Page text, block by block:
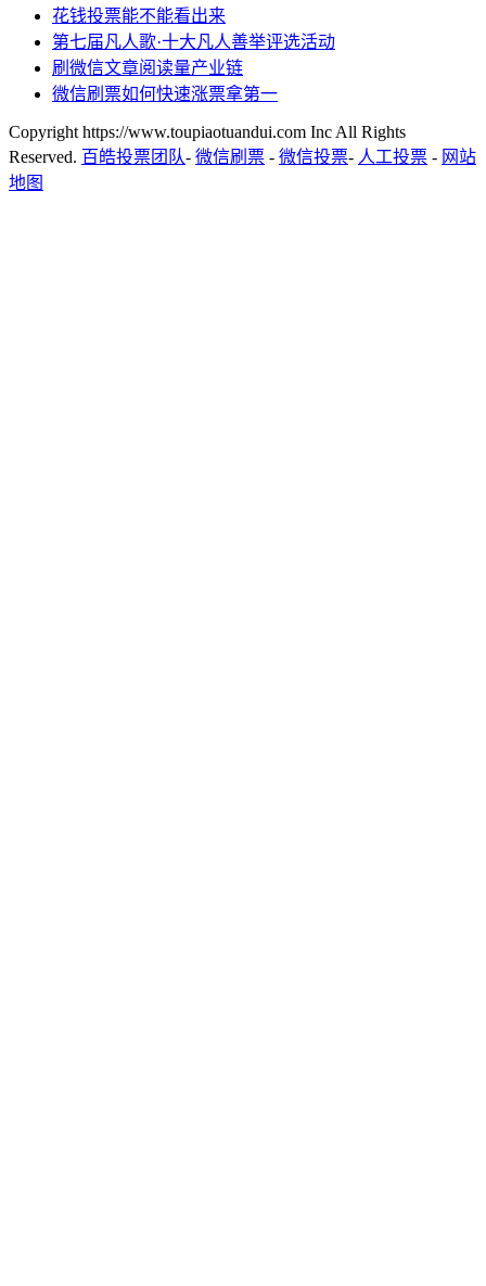
花钱投票能不能看出来
第七届凡人歌·十大凡人善举评选活动
刷微信文章阅读量产业链
微信刷票如何快速涨票拿第一
Copyright https://www.toupiaotuandui.com Inc All Rights
Reserved. 百皓投票团队- 微信刷票 - 微信投票- 人工投票 - 网站
地图